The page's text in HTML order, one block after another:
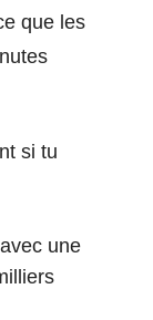
que les
si tu
une